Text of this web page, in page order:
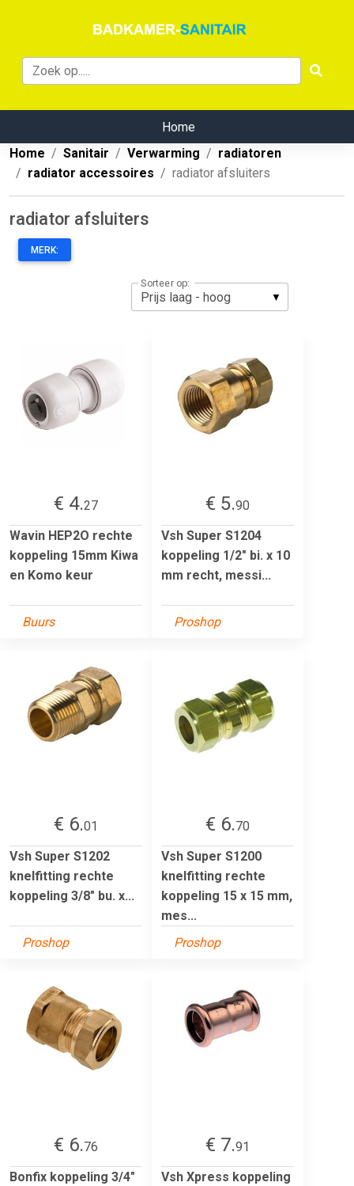
Home
Home
Sanitair Verwarming
radiatoren
radiator accessoires
radiator afsluiters
radiator afsluiters
MERK:
Sorteer op:
€ 4.27
Wavin HEP2O rechte
koppeling 15mm Kiwa
en Komo keur
Buurs
€ 5.90
Vsh Super S1204
koppeling 1/2" bi. x 10
mm recht, messi...
Proshop
€ 6.01
Vsh Super S1202
knelfitting rechte
koppeling 3/8" bu. x...
Proshop
€ 6.70
Vsh Super S1200
knelfitting rechte
koppeling 15 x 15 mm,
mes...
Proshop
€ 6.76
Bonfix koppeling 3/4"
€ 7.91
Vsh Xpress koppeling